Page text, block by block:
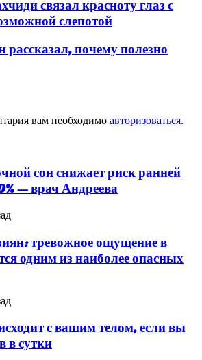
связал красноту глаз с
слепотой
почему полезно
вам необходимо авторизоваться.
сон снижает риск ранней
— врач Андреева
тревожное ощущение в
одним из наиболее опасных
с вашим телом, если вы
в сутки